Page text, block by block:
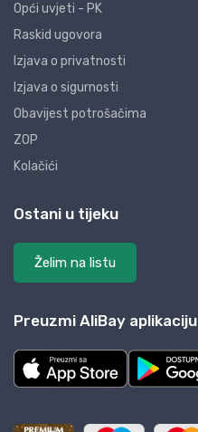
Opći uvjeti - PK
Raskid ugovora
Izjava o privatnosti
Izjava o sigurnosti
Obavijest potrošačima
ZOP
Kolačići
Ostani u tijeku
Želim na listu
Preuzmi AliBay aplikaciju